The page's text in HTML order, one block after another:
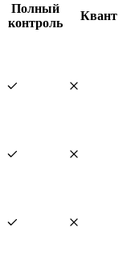
Полный
контроль
Квант